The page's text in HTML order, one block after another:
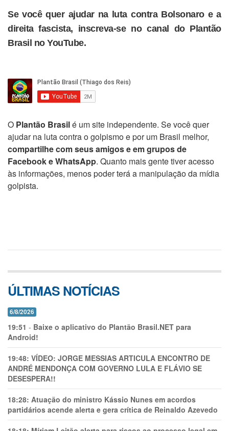
Se você quer ajudar na luta contra Bolsonaro e a
direita fascista, inscreva-se no canal do Plantão
Brasil no YouTube.
O Plantão Brasilé um site independente. Se você quer
ajudar na luta contra o golpismo e por um Brasil melhor,
compartilhe com seus amigos e em grupos de
Facebook e WhatsApp. Quanto mais gente tiver acesso
às informações, menos poder terá a manipulação da mídia
golpista.
ÚLTIMAS NOTÍCIAS
6/8/2026
19:51 - Baixe o aplicativo do Plantão Brasil.NET para
Android!
19:48: VÍDEO: JORGE MESSIAS ARTICULA ENCONTRO DE
ANDRÉ MENDONÇA COM GOVERNO LULA E FLÁVIO SE
DESESPERA!!
18:28: Atuação do ministro Kássio Nunes em acordos
partidários acende alerta e gera crítica de Reinaldo Azevedo